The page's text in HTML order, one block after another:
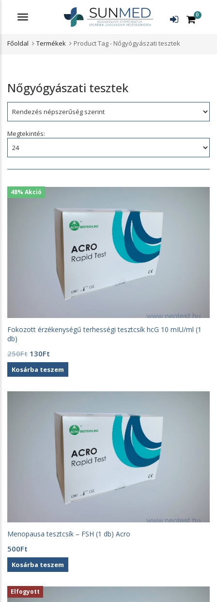
Menü 0
Főoldal Termékek Product Tag - Nőgyógyászati tesztek
Nőgyógyászati tesztek
Rendezés:
Megtekintés:
48% Akció
Fokozott érzékenységű terhességi tesztcsík hcG 10 mIU/ml (1
db)
250Ft Original
price
was:
130Ft
price
is:
Kosárba teszem
Menopausa tesztcsík – FSH (1 db) Acro
500Ft
Kosárba teszem
Elfogyott